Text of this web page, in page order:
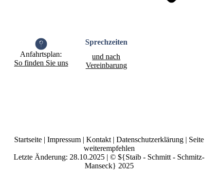
Anfahrtsplan:
So finden Sie uns
Sprech­zeiten
und nach
Vereinbarung
Startseite | Impressum | Kontakt | Datenschutzerklärung | Seite
weiterempfehlen
Letzte Änderung: 28.10.2025 | © ${Staib - Schmitt - Schmitz-
Manseck} 2025